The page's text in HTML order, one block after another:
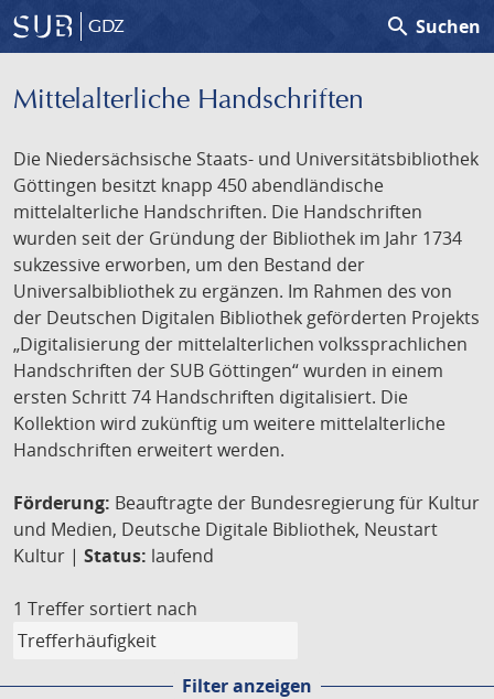
GDZ search Suchen
Mittelalterliche Handschriften
Die Niedersächsische Staats- und Universitätsbibliothek
Göttingen besitzt knapp 450 abendländische
mittelalterliche Handschriften. Die Handschriften
wurden seit der Gründung der Bibliothek im Jahr 1734
sukzessive erworben, um den Bestand der
Universalbibliothek zu ergänzen. Im Rahmen des von
der Deutschen Digitalen Bibliothek geförderten Projekts
„Digitalisierung der mittelalterlichen volkssprachlichen
Handschriften der SUB Göttingen“ wurden in einem
ersten Schritt 74 Handschriften digitalisiert. Die
Kollektion wird zukünftig um weitere mittelalterliche
Handschriften erweitert werden.
Förderung: Beauftragte der Bundesregierung für Kultur
und Medien, Deutsche Digitale Bibliothek, Neustart
Kultur | Status: laufend
1 Treffer sortiert nach
Filter anzeigen